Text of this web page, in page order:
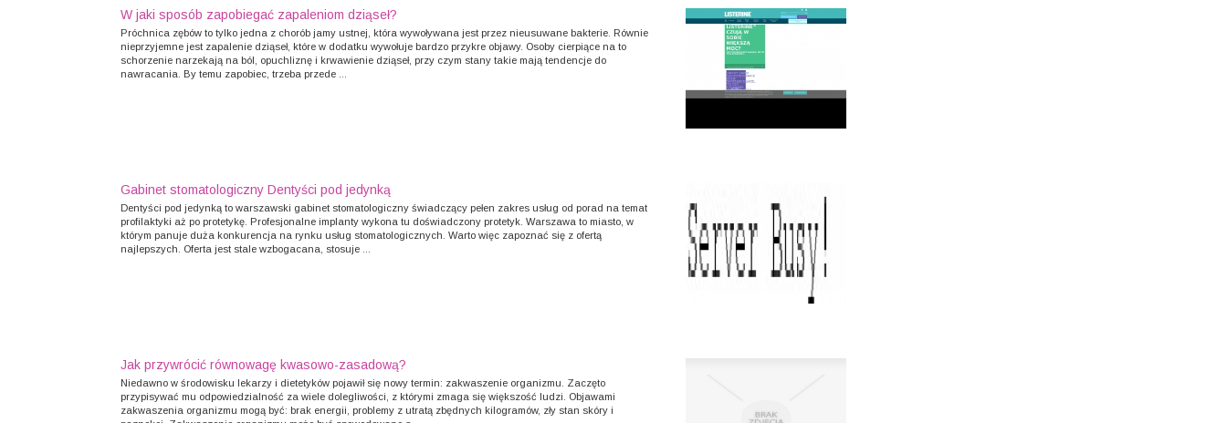
W jaki sposób zapobiegać zapaleniom dziąseł?
Próchnica zębów to tylko jedna z chorób jamy ustnej, która wywoływana jest przez nieusuwane bakterie. Równie
nieprzyjemne jest zapalenie dziąseł, które w dodatku wywołuje bardzo przykre objawy. Osoby cierpiące na to
schorzenie narzekają na ból, opuchliznę i krwawienie dziąseł, przy czym stany takie mają tendencje do
nawracania. By temu zapobiec, trzeba przede ...
Gabinet stomatologiczny Dentyści pod jedynką
Dentyści pod jedynką to warszawski gabinet stomatologiczny świadczący pełen zakres usług od porad na temat
profilaktyki aż po protetykę. Profesjonalne implanty wykona tu doświadczony protetyk. Warszawa to miasto, w
którym panuje duża konkurencja na rynku usług stomatologicznych. Warto więc zapoznać się z ofertą
najlepszych. Oferta jest stale wzbogacana, stosuje ...
Jak przywrócić równowagę kwasowo-zasadową?
Niedawno w środowisku lekarzy i dietetyków pojawił się nowy termin: zakwaszenie organizmu. Zaczęto
przypisywać mu odpowiedzialność za wiele dolegliwości, z którymi zmaga się większość ludzi. Objawami
zakwaszenia organizmu mogą być: brak energii, problemy z utratą zbędnych kilogramów, zły stan skóry i